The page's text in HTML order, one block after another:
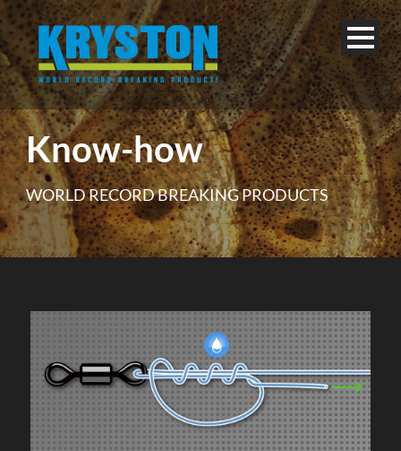
Know-how
WORLD RECORD BREAKING PRODUCTS